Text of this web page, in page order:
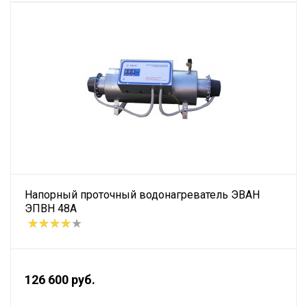
Напорный проточный водонагреватель ЭВАН
ЭПВН 48А
126 600 руб.